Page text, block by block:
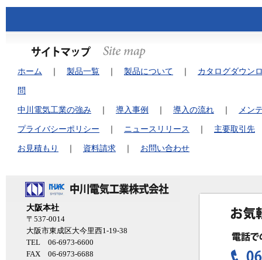
ホーム ｜ 製品一覧 ｜ 製品について ｜ カタログダウン
問
中川電気工業の強み ｜ 導入事例 ｜ 導入の流れ ｜ メン
プライバシーポリシー ｜ ニュースリリース ｜ 主要取引先
お見積もり ｜ 資料請求 ｜ お問い合わせ
大阪本社
〒537-0014
大阪市東成区大今里西1-19-38
TEL 06-6973-6600
FAX 06-6973-6688